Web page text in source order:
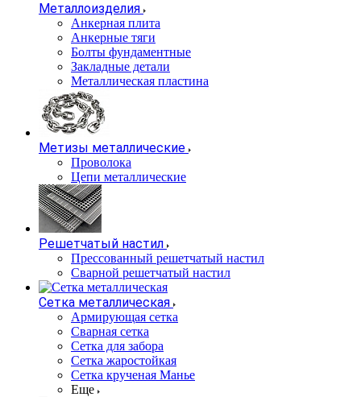
Металлоизделия
Анкерная плита
Анкерные тяги
Болты фундаментные
Закладные детали
Металлическая пластина
Метизы металлические
Проволока
Цепи металлические
Решетчатый настил
Прессованный решетчатый настил
Сварной решетчатый настил
Сетка металлическая
Армирующая сетка
Сварная сетка
Сетка для забора
Сетка жаростойкая
Сетка крученая Манье
Еще